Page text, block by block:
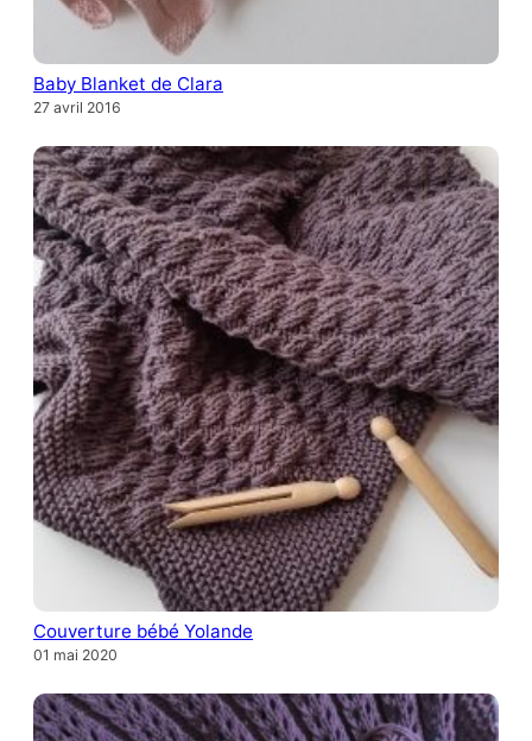
Baby Blanket de Clara
27 avril 2016
Couverture bébé Yolande
01 mai 2020